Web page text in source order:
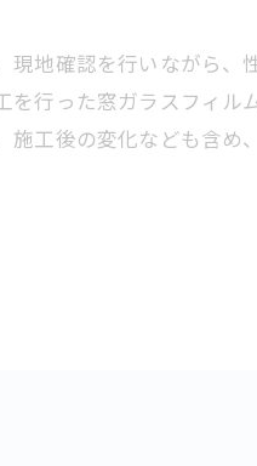
現地確認を行いながら、
を行った窓ガラスフィル
施工後の変化なども含め